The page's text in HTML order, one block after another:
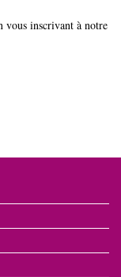
vous inscrivant à notre